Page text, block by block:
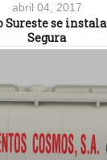
abril 04, 2017
Sureste se
Segura